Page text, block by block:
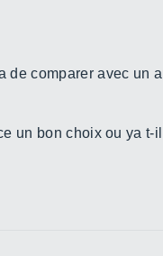
de comparer avec un
un bon choix ou ya t-